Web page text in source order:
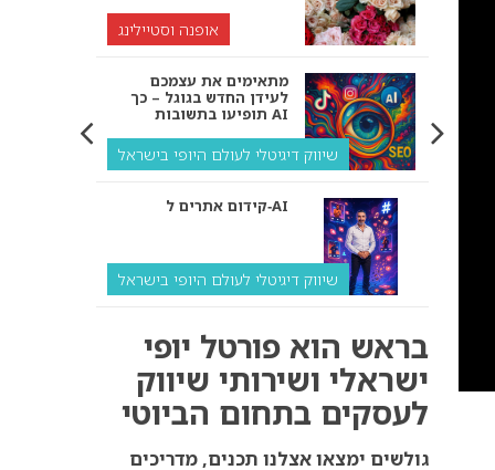
אופנה וסטיילינג
מתאימים את עצמכם
לעידן החדש בגוגל – כך
תופיעו בתשובות AI
שיווק דיגיטלי לעולם היופי בישראל
קידום אתרים ל‑AI
שיווק דיגיטלי לעולם היופי בישראל
ולמה העסק שלך צריך
שיווק דיגיטלי לעסקים
קידום ל‑AI לעומת קידום
בראש הוא פורטל יופי
ישראלי ושירותי שיווק
לעסקים בתחום הביוטי
גולשים ימצאו אצלנו תכנים, מדריכים